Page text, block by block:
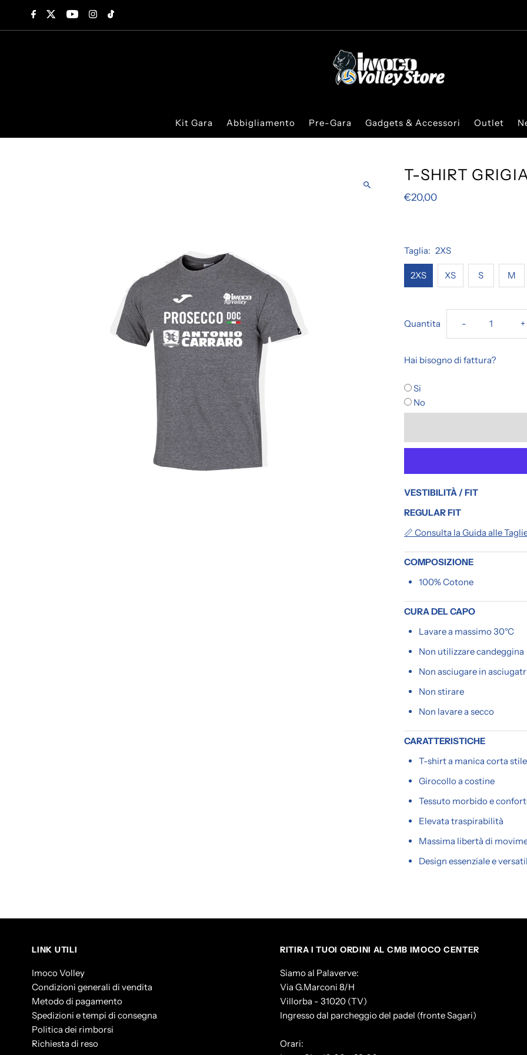
Vai direttamente ai contenuti
Kit Gara Abbigliamento Pre-Gara Gadgets & Accessori Outlet
T-SHIRT
€20,00
Taglia: 2XS
2XS XS S M
Quantita Diminuisci
GRIGIA
- +
Hai bisogno di fattura?
Si
No
VESTIBILITÀ / FIT
REGULAR FIT
📏 Consulta la Guida alle
COMPOSIZIONE
100% Cotone
CURA DEL CAPO
Lavare a massimo 30°C
Non utilizzare candeggina
Non asciugare in
Non stirare
Non lavare a secco
CARATTERISTICHE
T-shirt a manica corta
Girocollo a costine
Tessuto morbido e
Elevata traspirabilità
Massima libertà di
Design essenziale e
LINK UTILI
Imoco Volley
Condizioni generali di vendita
Metodo di pagamento
Spedizioni e tempi di consegna
Politica dei rimborsi
Richiesta di reso
RITIRA I TUOI ORDINI AL CMB IMOCO CENTER
Siamo al Palaverve:
Via G.Marconi 8/H
Villorba - 31020 (TV)
Ingresso dal parcheggio del padel (fronte Sagari)
Orari: